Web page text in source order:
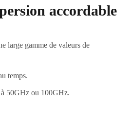
accordable
large gamme de valeurs de
temps.
50GHz ou 100GHz.